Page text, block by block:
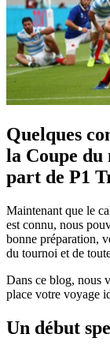
Quelques
la Coupe du
part de P1
Maintenant que le
est connu, nous
bonne préparation,
du tournoi et de
Dans ce blog, nous
place votre voyage
Un début